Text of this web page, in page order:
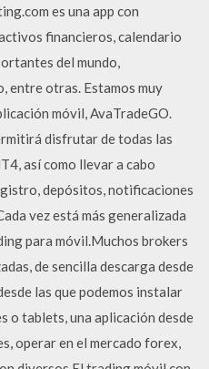
es una app con
financieros, calendario
del mundo,
entre otras. Estamos muy
móvil, AvaTradeGO.
disfrutar de todas las
así como llevar a cabo
depósitos, notificaciones
vez está más generalizada
para móvil.Muchos brokers
de sencilla descarga desde
las que podemos instalar
o tablets, una aplicación desde
operar en el mercado forex,